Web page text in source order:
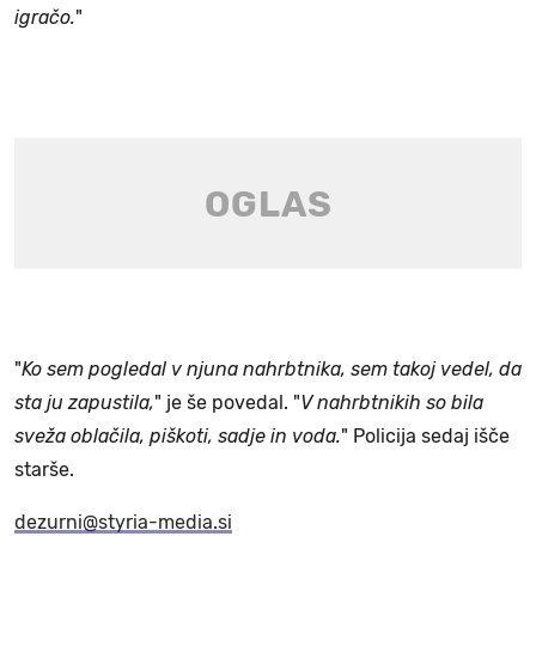
igračo."
"Ko sem pogledal v njuna nahrbtnika, sem takoj vedel, da
sta ju zapustila," je še povedal. "V nahrbtnikih so bila
sveža oblačila, piškoti, sadje in voda." Policija sedaj išče
starše.
dezurni@styria-media.si